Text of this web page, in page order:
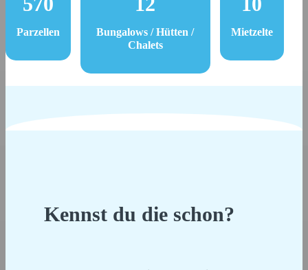
Parzellen
Bungalows / Hütten /
Chalets
Mietzelte
Kennst du die schon?